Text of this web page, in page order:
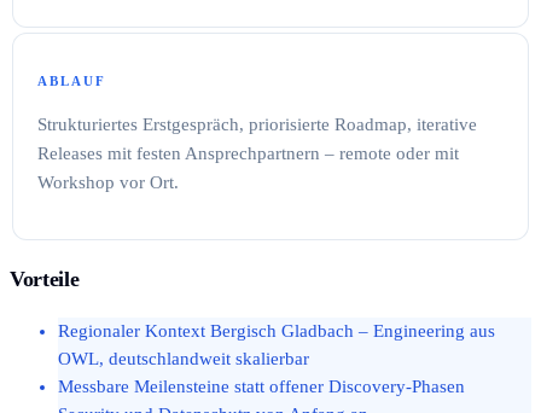
ABLAUF
Strukturiertes Erstgespräch, priorisierte Roadmap, iterative
Releases mit festen Ansprechpartnern – remote oder mit
Workshop vor Ort.
Vorteile
Regionaler Kontext Bergisch Gladbach – Engineering aus
OWL, deutschlandweit skalierbar
Messbare Meilensteine statt offener Discovery-Phasen